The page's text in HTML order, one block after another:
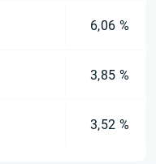
6,06 %
3,85 %
3,52 %